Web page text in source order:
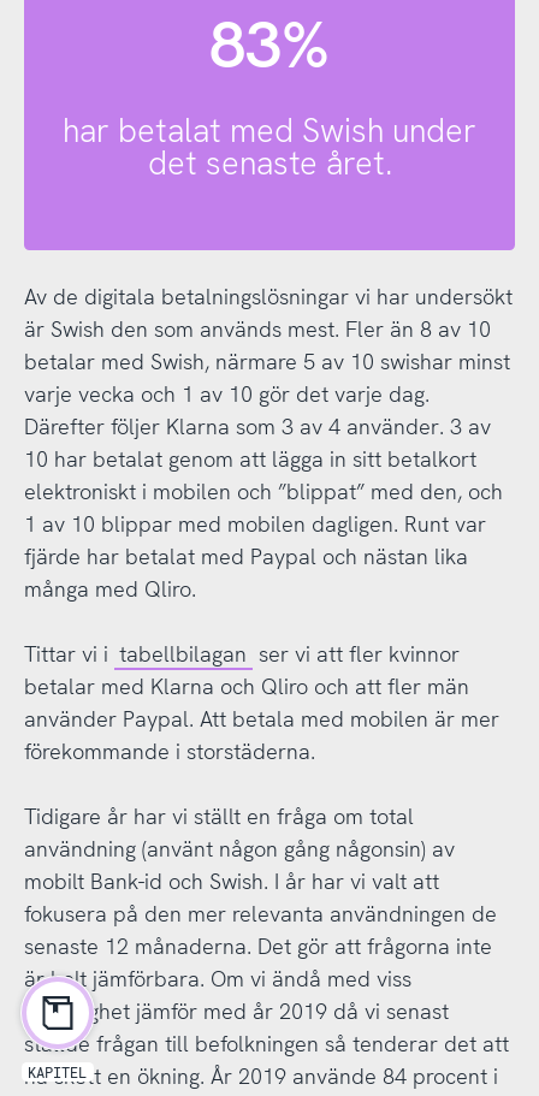
83%
har betalat med Swish under
det senaste året.
Av de digitala betalningslösningar vi har undersökt
är Swish den som används mest. Fler än 8 av 10
betalar med Swish, närmare 5 av 10 swishar minst
varje vecka och 1 av 10 gör det varje dag.
Därefter följer Klarna som 3 av 4 använder. 3 av
10 har betalat genom att lägga in sitt betalkort
elektroniskt i mobilen och ”blippat” med den, och
1 av 10 blippar med mobilen dagligen. Runt var
fjärde har betalat med Paypal och nästan lika
många med Qliro.
Tittar vi i tabellbilagan ser vi att fler kvinnor
betalar med Klarna och Qliro och att fler män
använder Paypal. Att betala med mobilen är mer
förekommande i storstäderna.
Tidigare år har vi ställt en fråga om total
användning (använt någon gång någonsin) av
mobilt Bank-id och Swish. I år har vi valt att
fokusera på den mer relevanta användningen de
senaste 12 månaderna. Det gör att frågorna inte
är helt jämförbara. Om vi ändå med viss
försiktighet jämför med år 2019 då vi senast
ställde frågan till befolkningen så tenderar det att
ha skett en ökning. År 2019 använde 84 procent i
KAPITEL